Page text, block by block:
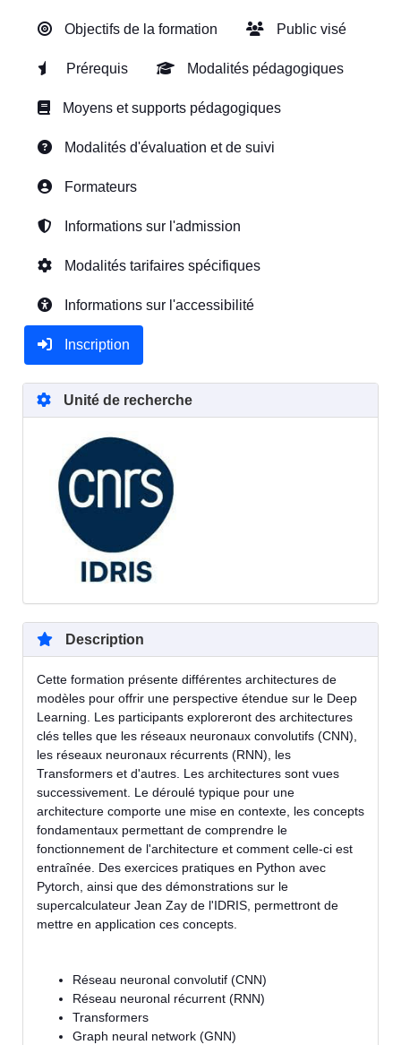
Objectifs de la formation Public visé
Prérequis Modalités pédagogiques
Moyens et supports pédagogiques
Modalités d'évaluation et de suivi
Formateurs
Informations sur l'admission
Modalités tarifaires spécifiques
Informations sur l'accessibilité
Inscription
Unité de recherche
Description
Cette formation présente différentes architectures de
modèles pour offrir une perspective étendue sur le Deep
Learning. Les participants exploreront des architectures
clés telles que les réseaux neuronaux convolutifs (CNN),
les réseaux neuronaux récurrents (RNN), les
Transformers et d'autres. Les architectures sont vues
successivement. Le déroulé typique pour une
architecture comporte une mise en contexte, les concepts
fondamentaux permettant de comprendre le
fonctionnement de l'architecture et comment celle-ci est
entraînée. Des exercices pratiques en Python avec
Pytorch, ainsi que des démonstrations sur le
supercalculateur Jean Zay de l'IDRIS, permettront de
mettre en application ces concepts.
Réseau neuronal convolutif (CNN)
Réseau neuronal récurrent (RNN)
Transformers
Graph neural network (GNN)